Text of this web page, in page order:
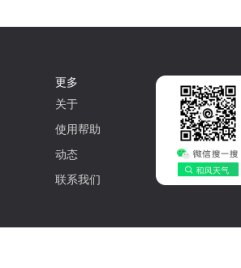
更多
关于
使用帮助
动态
联系我们